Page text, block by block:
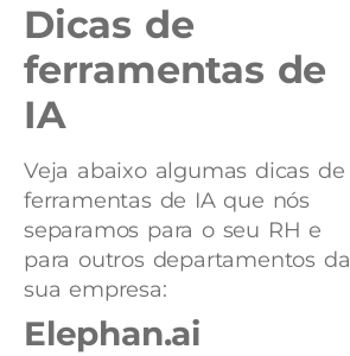
Dicas de
ferramentas de
IA
Veja abaixo algumas dicas de
ferramentas de IA que nós
separamos para o seu RH e
para outros departamentos da
sua empresa:
Elephan.ai